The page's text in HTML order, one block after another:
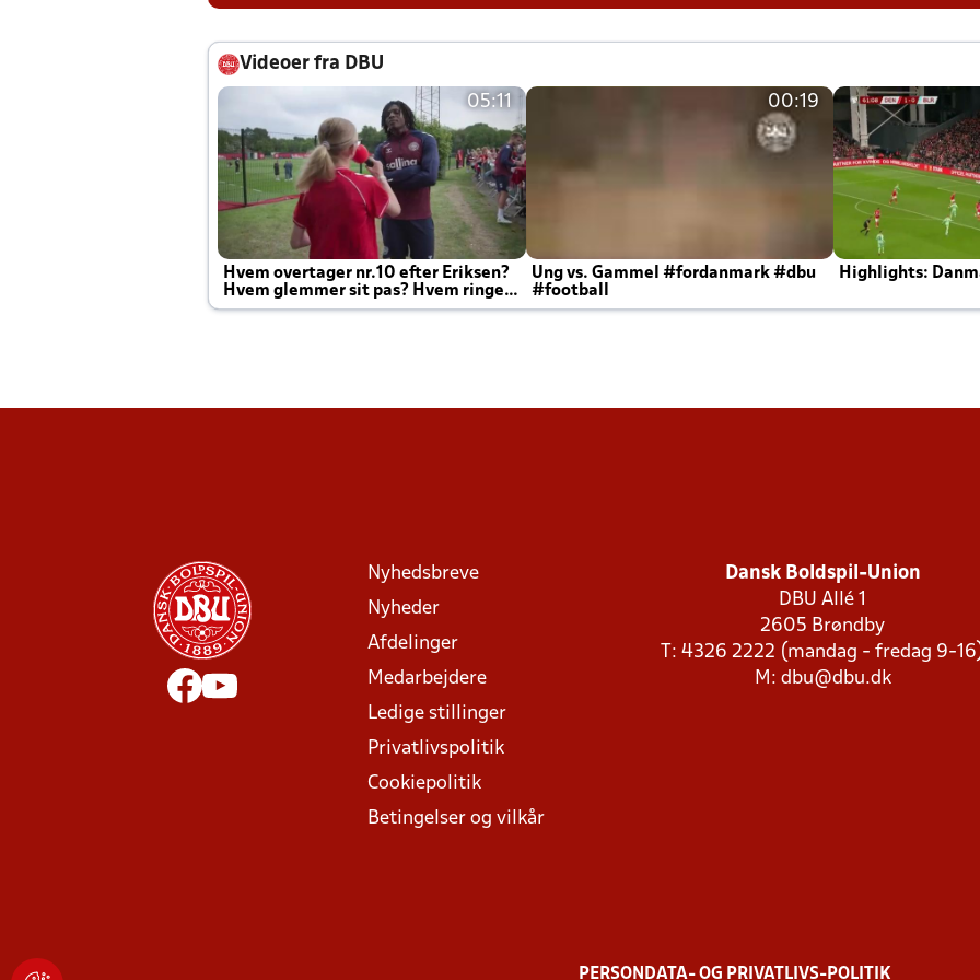
Videoer fra DBU
05:11
Hvem overtager nr.10 efter Eriksen?
Hvem glemmer sit pas? Hvem ringer
Joachim altid til efter kampe?
00:19
Ung vs. Gammel #fordanmark #dbu
#football
Highlights:
Nyhedsbreve
Nyheder
Afdelinger
Medarbejdere
Ledige stillinger
Privatlivspolitik
Cookiepolitik
Betingelser og vilkår
Dansk Boldspil-Union
DBU Allé 1
2605 Brøndby
T: 4326 2222 (mandag - fredag 9-
M: dbu@dbu.dk
PERSONDATA- OG PRIVATLIVS-POLITIK